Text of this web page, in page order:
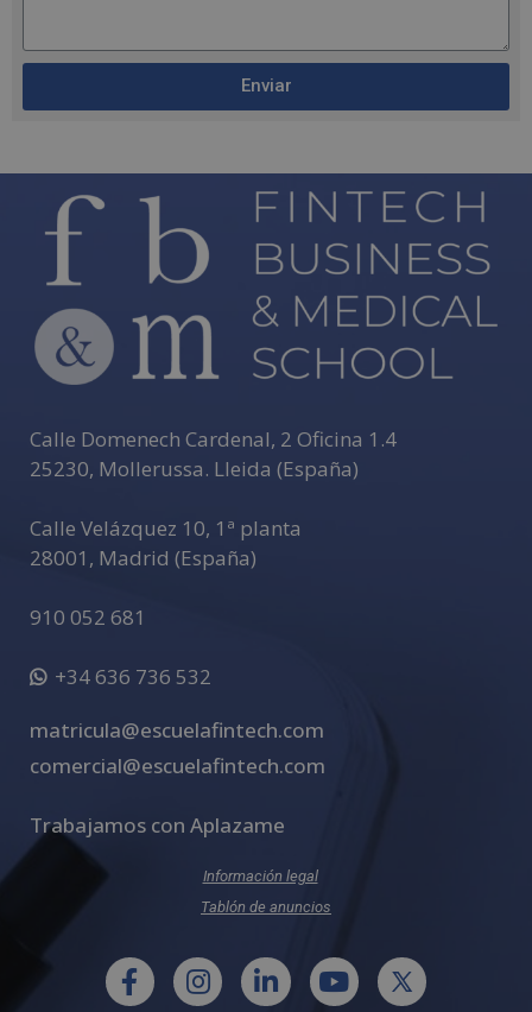
Enviar
Calle Domenech Cardenal, 2 Oficina 1.4
25230, Mollerussa. Lleida (España)
Calle Velázquez 10, 1ª planta
28001 , Madrid (España)
910 052 681
+34 636 736 532
matricula@escuelafintech.com
comercial@escuelafintech.com
Trabajamos con Aplazame
Información legal
Tablón de anuncios